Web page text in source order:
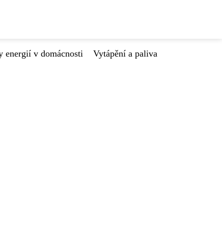
energií v domácnosti Vytápění a paliva